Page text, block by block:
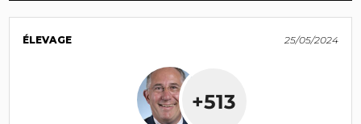
ÉLEVAGE 25/05/2024
+513